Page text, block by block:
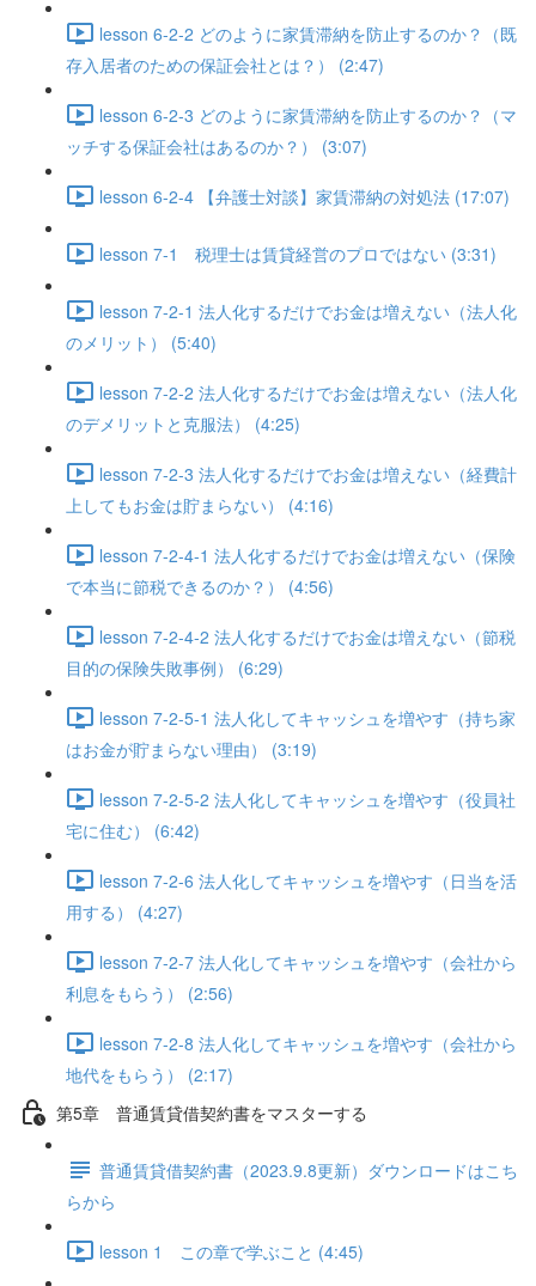
lesson 6-2-2 どのように家賃滞納を防止するのか？（既
存入居者のための保証会社とは？） (2:47)
lesson 6-2-3 どのように家賃滞納を防止するのか？（マ
ッチする保証会社はあるのか？） (3:07)
lesson 6-2-4 【弁護士対談】家賃滞納の対処法 (17:07)
lesson 7-1 税理士は賃貸経営のプロではない (3:31)
lesson 7-2-1 法人化するだけでお金は増えない（法人化
のメリット） (5:40)
lesson 7-2-2 法人化するだけでお金は増えない（法人化
のデメリットと克服法） (4:25)
lesson 7-2-3 法人化するだけでお金は増えない（経費計
上してもお金は貯まらない） (4:16)
lesson 7-2-4-1 法人化するだけでお金は増えない（保険
で本当に節税できるのか？） (4:56)
lesson 7-2-4-2 法人化するだけでお金は増えない（節税
目的の保険失敗事例） (6:29)
lesson 7-2-5-1 法人化してキャッシュを増やす（持ち家
はお金が貯まらない理由） (3:19)
lesson 7-2-5-2 法人化してキャッシュを増やす（役員社
宅に住む） (6:42)
lesson 7-2-6 法人化してキャッシュを増やす（日当を活
用する） (4:27)
lesson 7-2-7 法人化してキャッシュを増やす（会社から
利息をもらう） (2:56)
lesson 7-2-8 法人化してキャッシュを増やす（会社から
地代をもらう） (2:17)
第5章 普通賃貸借契約書をマスターする
普通賃貸借契約書（2023.9.8更新）ダウンロードはこち
らから
lesson 1 この章で学ぶこと (4:45)